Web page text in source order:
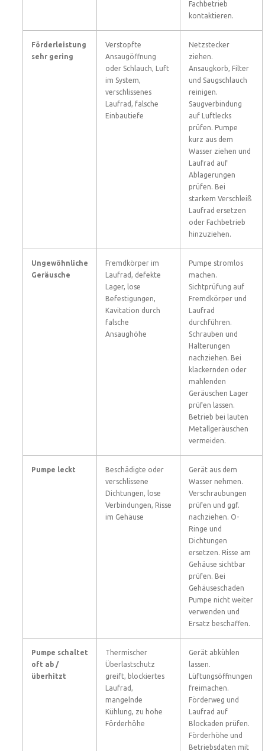
Fachbetrieb
kontaktieren.
Förderleistung
sehr gering
Verstopfte
Ansaugöffnung
oder Schlauch, Luft
im System,
verschlissenes
Laufrad, falsche
Einbautiefe
Netzstecker
ziehen.
Ansaugkorb, Filter
und Saugschlauch
reinigen.
Saugverbindung
auf Luftlecks
prüfen. Pumpe
kurz aus dem
Wasser ziehen und
Laufrad auf
Ablagerungen
prüfen. Bei
starkem Verschleiß
Laufrad ersetzen
oder Fachbetrieb
hinzuziehen.
Ungewöhnliche
Geräusche
Fremdkörper im
Laufrad, defekte
Lager, lose
Befestigungen,
Kavitation durch
falsche
Ansaughöhe
Pumpe stromlos
machen.
Sichtprüfung auf
Fremdkörper und
Laufrad
durchführen.
Schrauben und
Halterungen
nachziehen. Bei
klackernden oder
mahlenden
Geräuschen Lager
prüfen lassen.
Betrieb bei lauten
Metallgeräuschen
vermeiden.
Pumpe leckt
Beschädigte oder
verschlissene
Dichtungen, lose
Verbindungen, Risse
im Gehäuse
Gerät aus dem
Wasser nehmen.
Verschraubungen
prüfen und ggf.
nachziehen. O-
Ringe und
Dichtungen
ersetzen. Risse am
Gehäuse sichtbar
prüfen. Bei
Gehäuseschaden
Pumpe nicht weiter
verwenden und
Ersatz beschaffen.
Pumpe schaltet
oft ab /
überhitzt
Thermischer
Überlastschutz
greift, blockiertes
Laufrad,
mangelnde
Kühlung, zu hohe
Förderhöhe
Gerät abkühlen
lassen.
Lüftungsöffnungen
freimachen.
Förderweg und
Laufrad auf
Blockaden prüfen.
Förderhöhe und
Betriebsdaten mit